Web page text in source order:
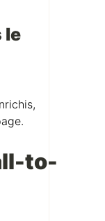
le
to-